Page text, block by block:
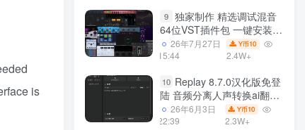
is
9 独家制作 精选调试混音
64位VST插件包 一键安装
600个效果器合集v2.0 WiN
支持定制
26年7月27日
15:44
Y币10
2.4W+
10 Replay 8.7.0汉化版免登
陆 音频分离人声转换ai翻唱
支持50系显卡 一键安装
WiN
26年6月3日
22:39
Y币10
2.3W+